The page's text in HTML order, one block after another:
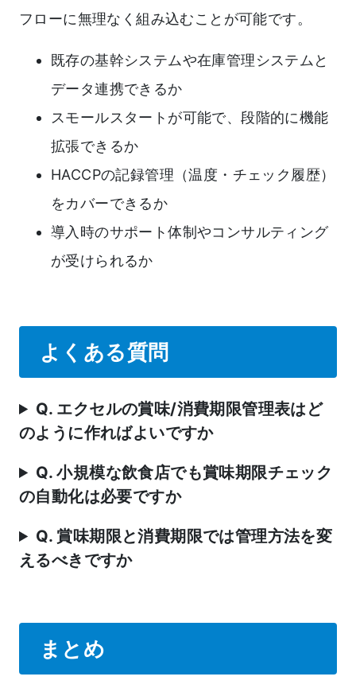
フローに無理なく組み込むことが可能です。
既存の基幹システムや在庫管理システムと
データ連携できるか
スモールスタートが可能で、段階的に機能
拡張できるか
HACCPの記録管理（温度・チェック履歴）
をカバーできるか
導入時のサポート体制やコンサルティング
が受けられるか
よくある質問
Q. エクセルの賞味/消費期限管理表はど
のように作ればよいですか
Q. 小規模な飲食店でも賞味期限チェック
の自動化は必要ですか
Q. 賞味期限と消費期限では管理方法を変
えるべきですか
まとめ